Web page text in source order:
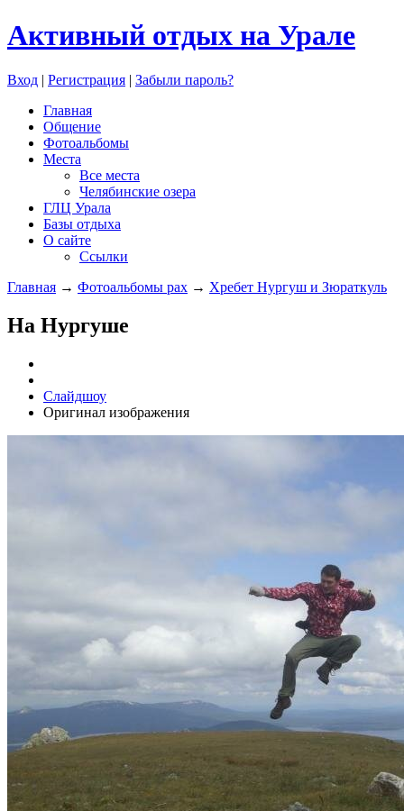
Активный отдых на Урале
Вход | Регистрация | Забыли пароль?
Главная
Общение
Фотоальбомы
Места
Все места
Челябинские озера
ГЛЦ Урала
Базы отдыха
О сайте
Ссылки
Главная → Фотоальбомы pax → Хребет Нургуш и Зюраткуль
На Нургуше
Слайдшоу
Оригинал изображения